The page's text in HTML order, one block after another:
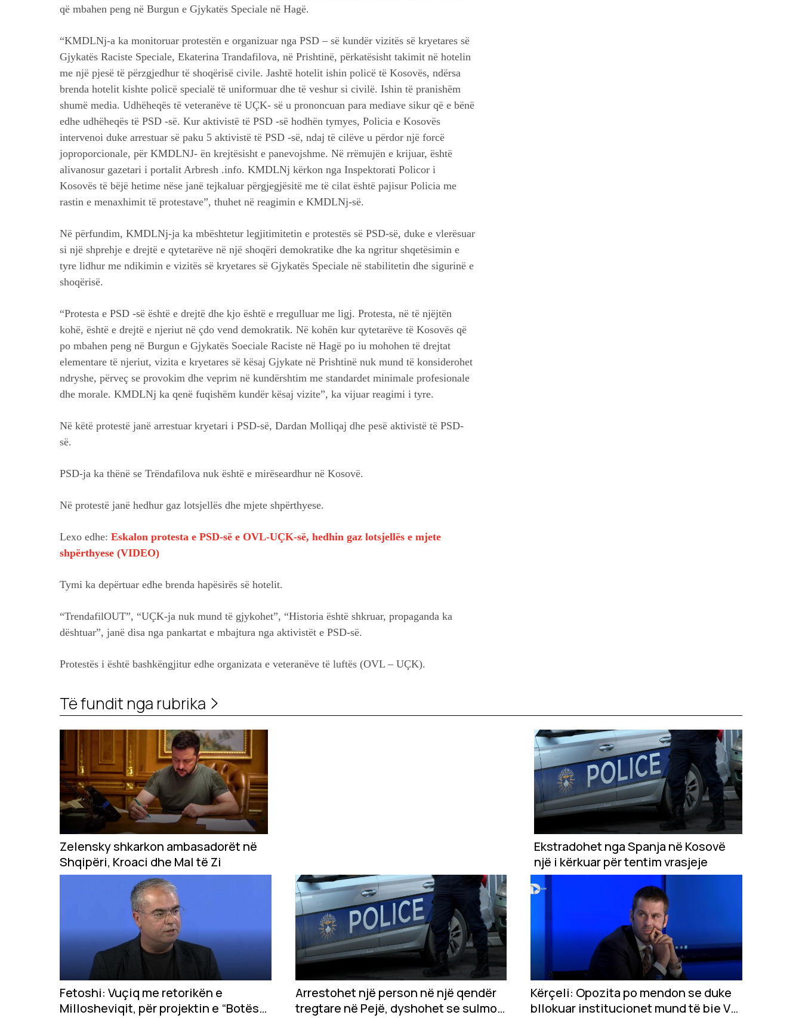
që mbahen peng në Burgun e Gjykatës Speciale në Hagë.
“KMDLNj-a ka monitoruar protestën e organizuar nga PSD – së kundër vizitës së kryetares së
Gjykatës Raciste Speciale, Ekaterina Trandafilova, në Prishtinë, përkatësisht takimit në hotelin
me një pjesë të përzgjedhur të shoqërisë civile. Jashtë hotelit ishin policë të Kosovës, ndërsa
brenda hotelit kishte policë specialë të uniformuar dhe të veshur si civilë. Ishin të pranishëm
shumë media. Udhëheqës të veteranëve të UÇK- së u prononcuan para mediave sikur që e bënë
edhe udhëheqës të PSD -së. Kur aktivistë të PSD -së hodhën tymyes, Policia e Kosovës
intervenoi duke arrestuar së paku 5 aktivistë të PSD -së, ndaj të cilëve u përdor një forcë
joproporcionale, për KMDLNJ- ën krejtësisht e panevojshme. Në rrëmujën e krijuar, është
alivanosur gazetari i portalit Arbresh .info. KMDLNj kërkon nga Inspektorati Policor i
Kosovës të bëjë hetime nëse janë tejkaluar përgjegjësitë me të cilat është pajisur Policia me
rastin e menaxhimit të protestave”, thuhet në reagimin e KMDLNj-së.
Në përfundim, KMDLNj-ja ka mbështetur legjitimitetin e protestës së PSD-së, duke e vlerësuar
si një shprehje e drejtë e qytetarëve në një shoqëri demokratike dhe ka ngritur shqetësimin e
tyre lidhur me ndikimin e vizitës së kryetares së Gjykatës Speciale në stabilitetin dhe sigurinë e
shoqërisë.
“Protesta e PSD -së është e drejtë dhe kjo është e rregulluar me ligj. Protesta, në të njëjtën
kohë, është e drejtë e njeriut në çdo vend demokratik. Në kohën kur qytetarëve të Kosovës që
po mbahen peng në Burgun e Gjykatës Soeciale Raciste në Hagë po iu mohohen të drejtat
elementare të njeriut, vizita e kryetares së kësaj Gjykate në Prishtinë nuk mund të konsiderohet
ndryshe, përveç se provokim dhe veprim në kundërshtim me standardet minimale profesionale
dhe morale. KMDLNj ka qenë fuqishëm kundër kësaj vizite”, ka vijuar reagimi i tyre.
Në këtë protestë janë arrestuar kryetari i PSD-së, Dardan Molliqaj dhe pesë aktivistë të PSD-
së.
PSD-ja ka thënë se Trëndafilova nuk është e mirëseardhur në Kosovë.
Në protestë janë hedhur gaz lotsjellës dhe mjete shpërthyese.
Lexo edhe: Eskalon protesta e PSD-së e OVL-UÇK-së, hedhin gaz lotsjellës e mjete
shpërthyese (VIDEO)
Tymi ka depërtuar edhe brenda hapësirës së hotelit.
“TrendafilOUT”, “UÇK-ja nuk mund të gjykohet”, “Historia është shkruar, propaganda ka
dështuar”, janë disa nga pankartat e mbajtura nga aktivistët e PSD-së.
Protestës i është bashkëngjitur edhe organizata e veteranëve të luftës (OVL – UÇK).
Të fundit nga rubrika
Zelensky shkarkon ambasadorët në
Shqipëri, Kroaci dhe Mal të Zi
Ekstradohet nga Spanja në Kosovë
një i kërkuar për tentim vrasjeje
Fetoshi: Vuçiq me retorikën e
Millosheviqit, për projektin e “Botës
Arrestohet një person në një qendër
tregtare në Pejë, dyshohet se sulmoi
Kërçeli: Opozita po mendon se duke
bllokuar institucionet mund të bie VV-